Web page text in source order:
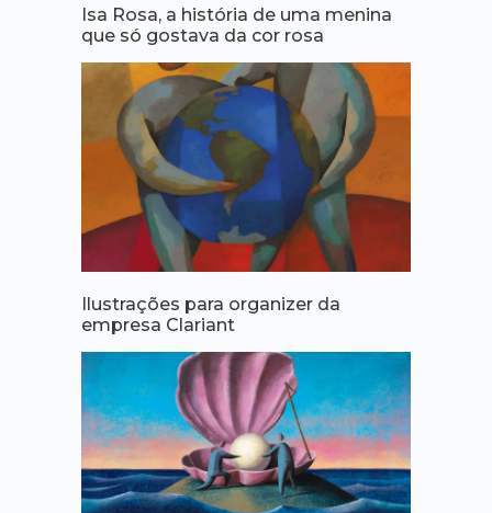
Isa Rosa, a história de uma menina
que só gostava da cor rosa
Ilustrações para organizer da
empresa Clariant